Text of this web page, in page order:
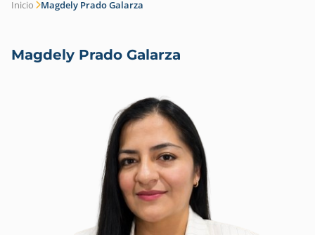
Inicio Magdely Prado Galarza
Magdely Prado Galarza